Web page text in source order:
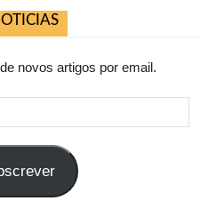
novos artigos por email.